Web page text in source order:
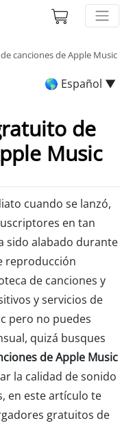
canciones de Apple Music
🌎 Español ▼
de
Music
cuando se lanzó,
en tan
sido alabado durante
reproducción
de canciones y
y servicios de
pero no puedes
quizá busques
de Apple Music
la calidad de sonido
en este artículo te
gratuitos de